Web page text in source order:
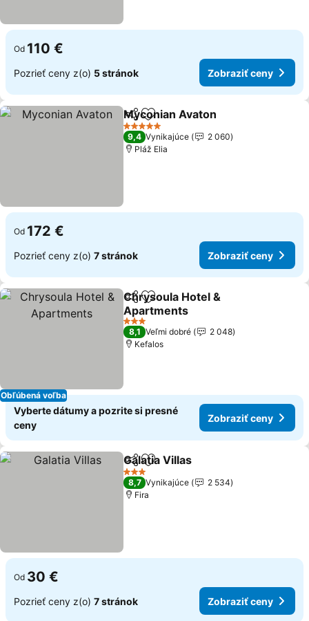
Od 110 €
Pozrieť ceny z(o) 5 stránok Zobraziť ceny
ZdieľaťPridať do obľúbených
Myconian Avaton
5 Počet hviezdičiek
9,4 Vynikajúce
2 060
Pláž Elia
Od 172 €
Pozrieť ceny z(o) 7 stránok Zobraziť ceny
Obľúbená voľba
ZdieľaťPridať do obľúbených
Chrysoula Hotel &
Apartments
Zobraziť ceny
3 Počet hviezdičiek
8,1 Veľmi dobré
2 048
Kefalos
Vyberte dátumy a pozrite si presné
ceny
Zobraziť ceny
ZdieľaťPridať do obľúbených
Galatia Villas
3 Počet hviezdičiek
8,7 Vynikajúce
2 534
Fira
Od 30 €
Pozrieť ceny z(o) 7 stránok Zobraziť ceny